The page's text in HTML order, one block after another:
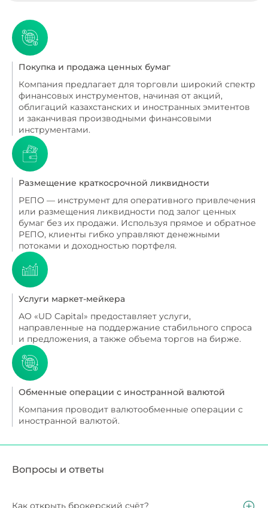
Покупка и продажа ценных бумаг
Компания предлагает для торговли широкий спектр
финансовых инструментов, начиная от акций,
облигаций казахстанских и иностранных эмитентов
и заканчивая производными финансовыми
инструментами.
Размещение краткосрочной ликвидности
РЕПО — инструмент для оперативного привлечения
или размещения ликвидности под залог ценных
бумаг без их продажи. Используя прямое и обратное
РЕПО, клиенты гибко управляют денежными
потоками и доходностью портфеля.
Услуги маркет-мейкера
АО «UD Capital» предоставляет услуги,
направленные на поддержание стабильного спроса
и предложения, а также объема торгов на бирже.
Обменные операции с иностранной валютой
Компания проводит валютообменные операции с
иностранной валютой.
Вопросы и ответы
Как открыть брокерский счёт?